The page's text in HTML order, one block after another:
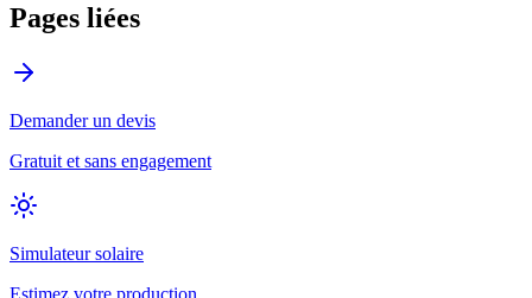
Pages liées
Demander un devis
Gratuit et sans engagement
Simulateur solaire
Estimez votre production